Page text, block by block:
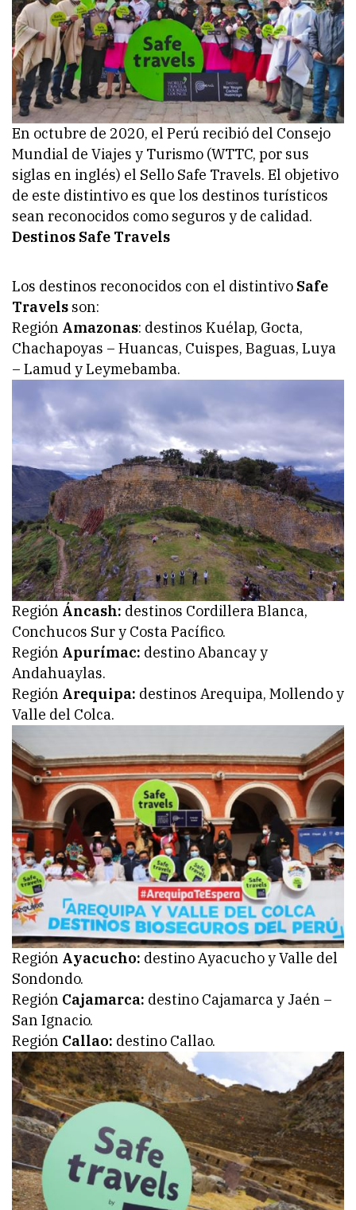
En octubre de 2020, el Perú recibió del Consejo
Mundial de Viajes y Turismo (WTTC, por sus
siglas en inglés) el Sello Safe Travels. El objetivo
de este distintivo es que los destinos turísticos
sean reconocidos como seguros y de calidad.
Destinos Safe Travels
Los destinos reconocidos con el distintivo Safe
Travels son:
Región Amazonas: destinos Kuélap, Gocta,
Chachapoyas – Huancas, Cuispes, Baguas, Luya
– Lamud y Leymebamba.
Región Áncash: destinos Cordillera Blanca,
Conchucos Sur y Costa Pacífico.
Región Apurímac: destino Abancay y
Andahuaylas.
Región Arequipa: destinos Arequipa, Mollendo y
Valle del Colca.
Región Ayacucho: destino Ayacucho y Valle del
Sondondo.
Región Cajamarca: destino Cajamarca y Jaén –
San Ignacio.
Región Callao: destino Callao.